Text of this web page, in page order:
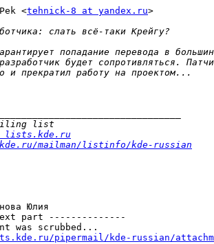
<tehnick-8 at yandex.ru>
lists.kde.ru
mailman/listinfo/kde-russian
Юлия
part --------------
was scrubbed...
pipermail/kde-russian/